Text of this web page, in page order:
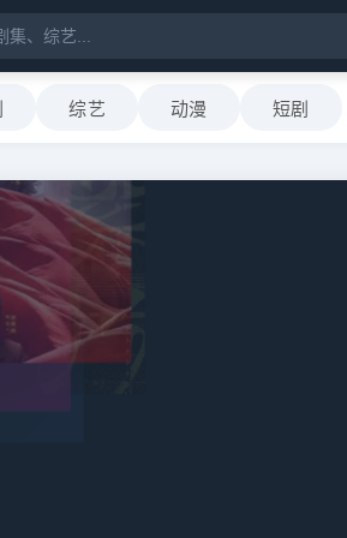
综艺 动漫 短剧